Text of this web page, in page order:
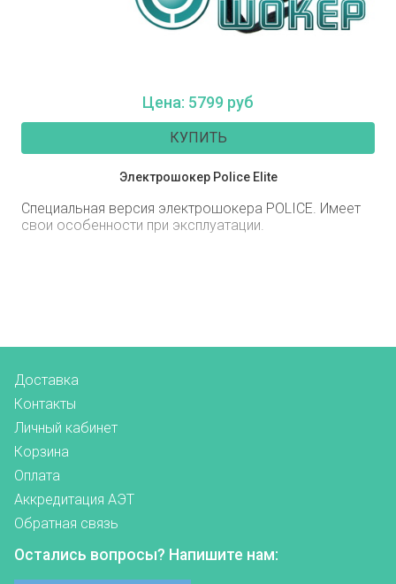
Цена: 5799 руб
КУПИТЬ
Электрошокер Police Elite
Специальная версия электрошокера POLICE. Имеет
свои особенности при эксплуатации.
Доставка
Контакты
Личный кабинет
Корзина
Оплата
Аккредитация АЭТ
Обратная связь
Остались вопросы? Напишите нам: